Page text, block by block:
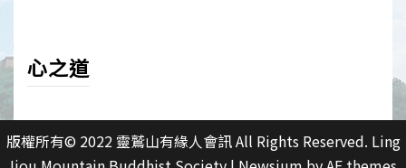
心之道
版權所有© 2022 靈鷲山有緣人會訊 All Rights Reserved. Ling